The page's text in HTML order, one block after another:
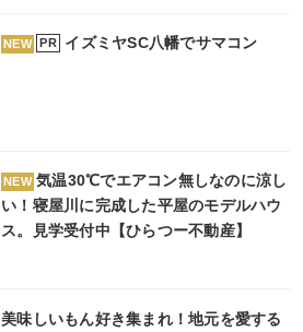
NEW PR イズミヤSC八幡でサマコン
NEW 気温30℃でエアコン無しなのに涼し
い！寝屋川に完成した平屋のモデルハウ
ス。見学受付中【ひらつー不動産】
美味しいもん好き集まれ！地元を愛する